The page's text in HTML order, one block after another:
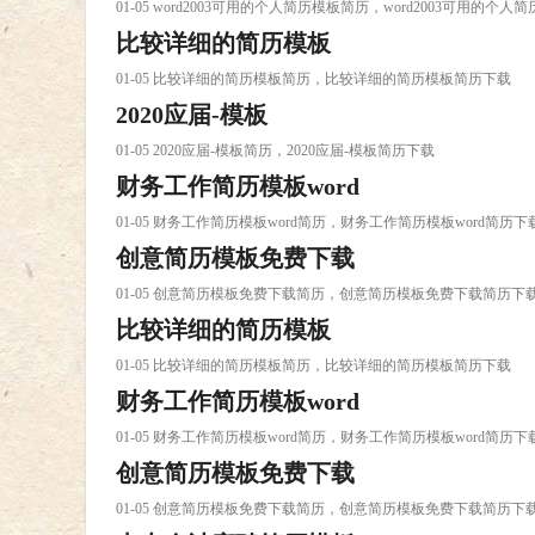
01-05 word2003可用的个人简历模板简历，word2003可用的个人简
比较详细的简历模板
01-05 比较详细的简历模板简历，比较详细的简历模板简历下载
2020应届-模板
01-05 2020应届-模板简历，2020应届-模板简历下载
财务工作简历模板word
01-05 财务工作简历模板word简历，财务工作简历模板word简历下
创意简历模板免费下载
01-05 创意简历模板免费下载简历，创意简历模板免费下载简历下
比较详细的简历模板
01-05 比较详细的简历模板简历，比较详细的简历模板简历下载
财务工作简历模板word
01-05 财务工作简历模板word简历，财务工作简历模板word简历下
创意简历模板免费下载
01-05 创意简历模板免费下载简历，创意简历模板免费下载简历下